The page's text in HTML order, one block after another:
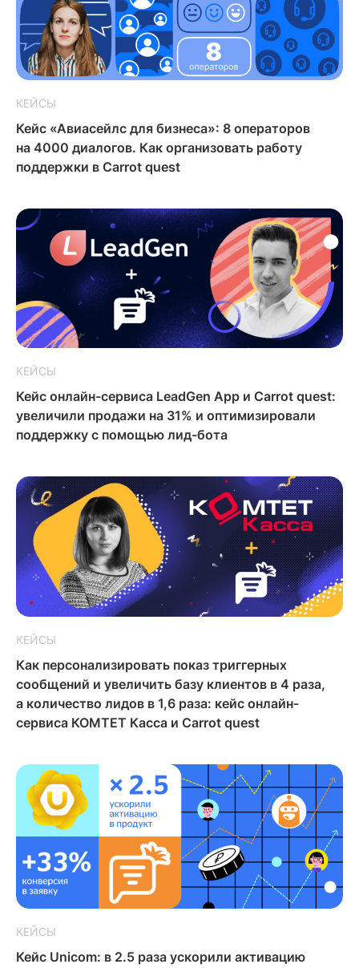
КЕЙСЫ
Кейс «Авиасейлс для бизнеса»: 8 операторов
на 4000 диалогов. Как организовать работу
поддержки в Carrot quest
КЕЙСЫ
Кейс онлайн-сервиса LeadGen App и Carrot quest:
увеличили продажи на 31% и оптимизировали
поддержку с помощью лид-бота
КЕЙСЫ
Как персонализировать показ триггерных
сообщений и увеличить базу клиентов в 4 раза,
а количество лидов в 1,6 раза: кейс онлайн-
сервиса КОМТЕТ Касса и Carrot quest
КЕЙСЫ
Кейс Unicom: в 2.5 раза ускорили активацию